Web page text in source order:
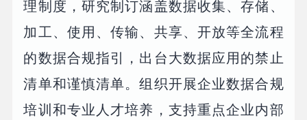
理制度，研究制订涵盖数据收集、存储、
加工、使用、传输、共享、开放等全流程
的数据合规指引，出台大数据应用的禁止
清单和谨慎清单。组织开展企业数据合规
培训和专业人才培养，支持重点企业内部